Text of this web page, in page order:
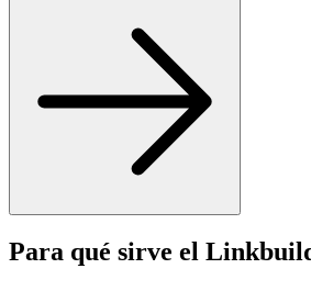
Para qué sirve el